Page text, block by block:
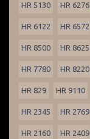
HR 5130 HR 6276
HR 6122 HR 6572
HR 8500 HR 8625
HR 7780 HR 8220
HR 829 HR 9110
HR 2345 HR 2769
HR 2160 HR 2409